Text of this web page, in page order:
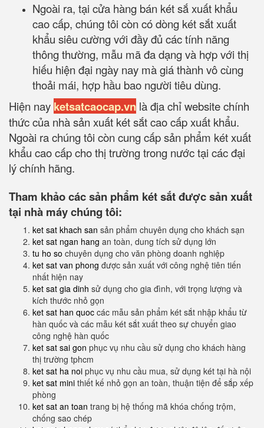
Ngoài ra, tại cửa hàng bán két sắ xuất khẩu
cao cấp, chúng tôi còn có dòng két sắt xuất
khẩu siêu cường với đầy đủ các tính năng
thông thường, mẫu mã đa dạng và hợp với thị
hiếu hiện đại ngày nay mà giá thành vô cùng
thoải mái, hợp hầu bao người tiêu dùng.
Hiện nay ketsatcaocap.vn là địa chỉ website chính
thức của nhà sản xuất két sắt cao cấp xuất khẩu.
Ngoài ra chúng tôi còn cung cấp sản phẩm két xuất
khẩu cao cấp cho thị trường trong nước tại các đại
lý chính hãng.
Tham khảo các sản phẩm két sắt được sản xuất
tại nhà máy chúng tôi:
ket sat khach san sản phẩm chuyên dụng cho khách sạn
ket sat ngan hang an toàn, dung tích sử dụng lớn
tu ho so chuyên dụng cho văn phòng doanh nghiệp
ket sat van phong được sản xuất với công nghệ tiên tiến
nhất hiện nay
ket sat gia dinh sử dụng cho gia đình, với trọng lượng và
kích thước nhỏ gọn
ket sat han quoc các mẫu sản phẩm két sắt nhập khẩu từ
hàn quốc và các mẫu két sắt xuất theo sự chuyển giao
công nghệ hàn quốc
ket sat sai gon phục vụ nhu cầu sử dụng cho khách hàng
thị trường tphcm
ket sat ha noi phục vụ nhu cầu mua, sử dụng két tại hà nội
ket sat mini thiết kế nhỏ gọn an toàn, thuận tiện để sắp xếp
phòng
ket sat an toan trang bị hệ thống mã khóa chống trộm,
chống sao chép